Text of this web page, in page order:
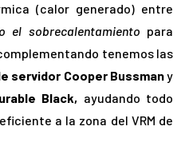
(calor generado) entre
el sobrecalentamiento para
tenemos las
servidor Cooper Bussmany
Black, ayudando todo
a la zona del VRM de